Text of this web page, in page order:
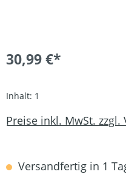
30,99 €*
Inhalt: 1
Preise inkl. MwSt. zzgl.
Versandfertig in 1